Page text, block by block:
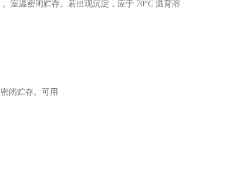
室温密闭贮存。若出现沉淀，应于 70°C 温育溶
闭贮存。可用